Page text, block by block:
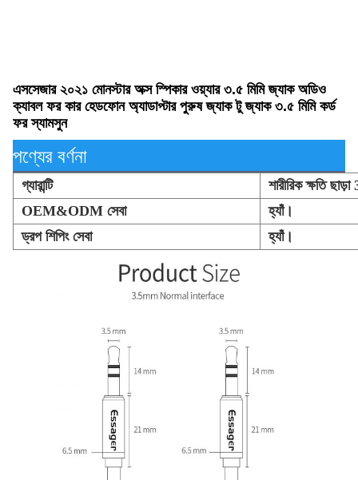
এসসেজার ২০২১ মোনস্টার অক্স স্পিকার ওয়্যার ৩.৫ মিমি জ্যাক অডিও
ক্যাবল ফর কার হেডফোন অ্যাডাপ্টার পুরুষ জ্যাক টু জ্যাক ৩.৫ মিমি কর্ড
ফর স্যামসুন
পণ্যের বর্ণনা
গ্যারান্টি
শারীরিক ক্ষতি ছাড়া
OEM&ODM সেবা
হ্যাঁ।
ড্রপ শিপিং সেবা
হ্যাঁ।